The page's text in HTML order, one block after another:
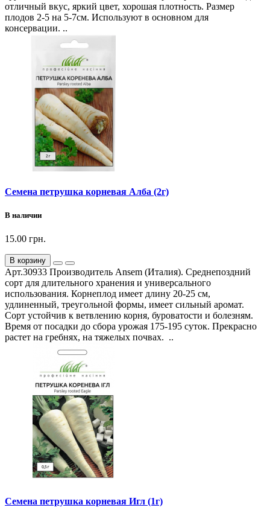
отличный вкус, яркий цвет, хорошая плотность. Размер
плодов 2-5 на 5-7см. Используют в основном для
консервации. ..
Семена петрушка корневая Алба (2г)
В наличии
15.00 грн.
В корзину
Арт.30933 Производитель Ansem (Италия). Среднепоздний
сорт для длительного хранения и универсального
использования. Корнеплод имеет длину 20-25 см,
удлиненный, треугольной формы, имеет сильный аромат.
Сорт устойчив к ветвлению корня, буроватости и болезням.
Время от посадки до сбора урожая 175-195 суток. Прекрасно
растет на гребнях, на тяжелых почвах. ..
Семена петрушка корневая Игл (1г)